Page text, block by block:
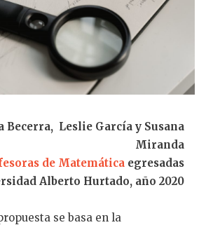
Becerra, Leslie García y Susana
Miranda
de Matemática egresadas
Alberto Hurtado, año 2020
se basa en la